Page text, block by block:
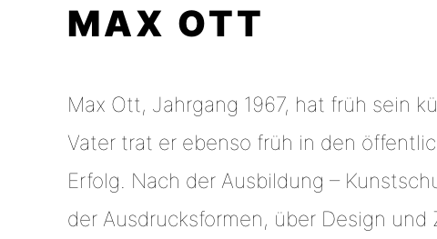
MAX OTT
Max Ott, Jahrgang 1967, hat früh sein
Vater trat er ebenso früh in den
Erfolg. Nach der Ausbildung –
der Ausdrucksformen, über Design